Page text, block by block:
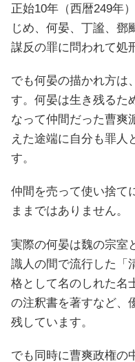
正始10年（西暦249年
じめ、何晏、丁謐、鄧
謀反の罪に問われて処
でも何晏の描かれ方は
す。何晏は生き残るた
なって仲間だった曹爽
えた途端に自分も罪人
す。
仲間を売って使い捨て
ままではありません。
実際の何晏は魏の宗室
識人の間で流行した「
格として名のしれた名
の注釈書を著すなど、
残しています。
でも同時に曹爽政権の